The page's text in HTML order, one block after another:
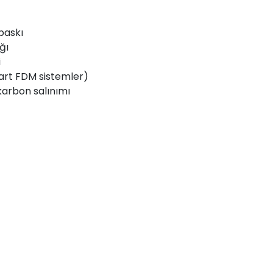
FDM sistemler)
salınımı